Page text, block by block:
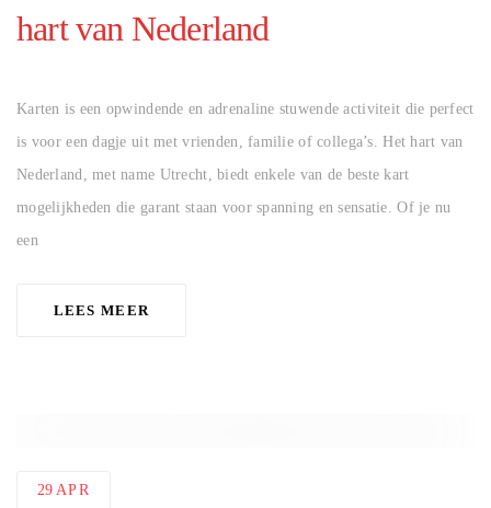
hart van Nederland
Karten is een opwindende en adrenaline stuwende activiteit die perfect
is voor een dagje uit met vrienden, familie of collega’s. Het hart van
Nederland, met name Utrecht, biedt enkele van de beste kart
mogelijkheden die garant staan voor spanning en sensatie. Of je nu
een
LEES MEER
29 APR